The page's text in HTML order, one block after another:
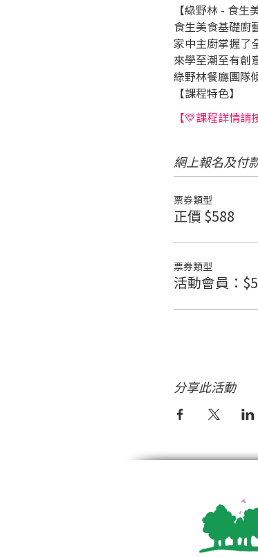
【綠野林 - 食生
食生美食基礎廚
家中主廚掌握了
來學至潮至有創
綠野林餐廳團隊
【課程特色】
【💛課程詳情請
網上報名及付
票券類型
正價 $588
票券類型
活動會員：
分享此活動